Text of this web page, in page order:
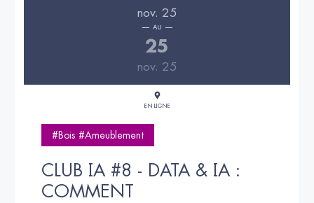
nov. 25
AU
25
nov. 25
EN LIGNE
#Bois #Ameublement
CLUB IA #8 - DATA & IA :
COMMENT